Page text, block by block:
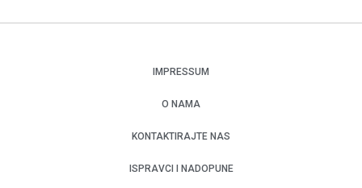
IMPRESSUM
O NAMA
KONTAKTIRAJTE NAS
ISPRAVCI I NADOPUNE